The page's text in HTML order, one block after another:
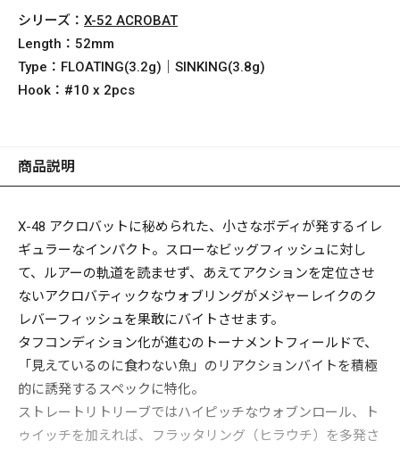
シリーズ： X-52 ACROBAT
Length： 52mm
Type： FLOATING(3.2g)｜SINKING(3.8g)
Hook： #10 x 2pcs
商品説明
X-48 アクロバットに秘められた、小さなボディが発するイレ
ギュラーなインパクト。スローなビッグフィッシュに対し
て、ルアーの軌道を読ませず、あえてアクションを定位させ
ないアクロバティックなウォブリングがメジャーレイクのク
レバーフィッシュを果敢にバイトさせます。
タフコンディション化が進むのトーナメントフィールドで、
「見えているのに食わない魚」のリアクションバイトを積極
的に誘発するスペックに特化。
ストレートリトリーブではハイピッチなウォブンロール、ト
ゥイッチを加えれば、フラッタリング（ヒラウチ）を多発さ